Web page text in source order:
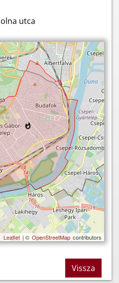
utca
Leaflet | © OpenStreetMap contributors
Vissza